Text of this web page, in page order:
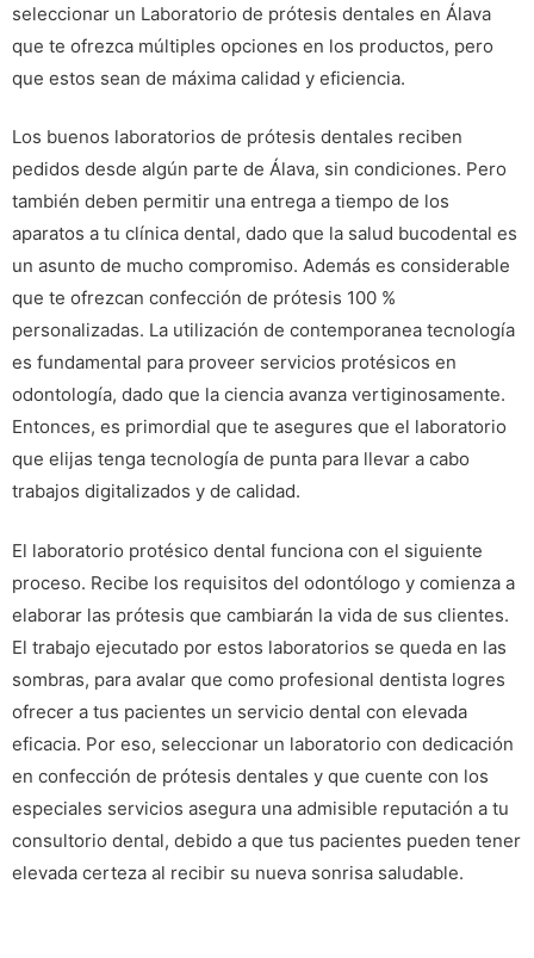
seleccionar un Laboratorio de prótesis dentales en Álava
que te ofrezca múltiples opciones en los productos, pero
que estos sean de máxima calidad y eficiencia.
Los buenos laboratorios de prótesis dentales reciben
pedidos desde algún parte de Álava, sin condiciones. Pero
también deben permitir una entrega a tiempo de los
aparatos a tu clínica dental, dado que la salud bucodental es
un asunto de mucho compromiso. Además es considerable
que te ofrezcan confección de prótesis 100 %
personalizadas. La utilización de contemporanea tecnología
es fundamental para proveer servicios protésicos en
odontología, dado que la ciencia avanza vertiginosamente.
Entonces, es primordial que te asegures que el laboratorio
que elijas tenga tecnología de punta para llevar a cabo
trabajos digitalizados y de calidad.
El laboratorio protésico dental funciona con el siguiente
proceso. Recibe los requisitos del odontólogo y comienza a
elaborar las prótesis que cambiarán la vida de sus clientes.
El trabajo ejecutado por estos laboratorios se queda en las
sombras, para avalar que como profesional dentista logres
ofrecer a tus pacientes un servicio dental con elevada
eficacia. Por eso, seleccionar un laboratorio con dedicación
en confección de prótesis dentales y que cuente con los
especiales servicios asegura una admisible reputación a tu
consultorio dental, debido a que tus pacientes pueden tener
elevada certeza al recibir su nueva sonrisa saludable.